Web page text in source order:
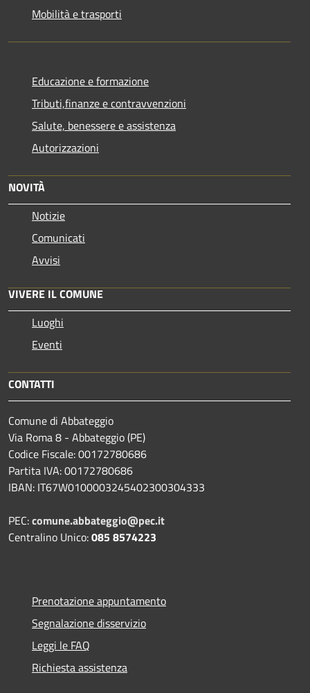
Mobilità e trasporti
Educazione e formazione
Tributi,finanze e contravvenzioni
Salute, benessere e assistenza
Autorizzazioni
NOVITÀ
Notizie
Comunicati
Avvisi
VIVERE IL COMUNE
Luoghi
Eventi
CONTATTI
Comune di Abbateggio
Via Roma 8 - Abbateggio (PE)
Codice Fiscale: 00172780686
Partita IVA: 00172780686
IBAN: IT67W0100003245402300304333
PEC:comune.abbateggio@pec.it
Centralino Unico:085 8574223
Prenotazione appuntamento
Segnalazione disservizio
Leggi le FAQ
Richiesta assistenza